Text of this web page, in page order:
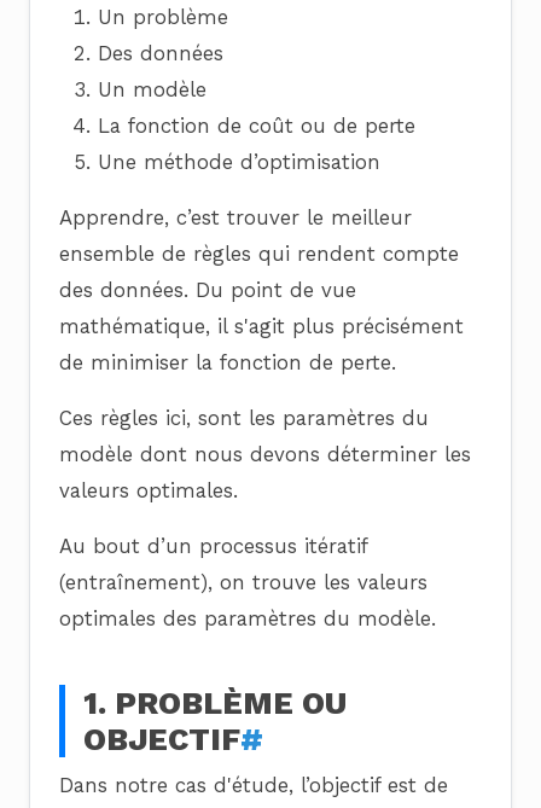
Un problème
Des données
Un modèle
La fonction de coût ou de perte
Une méthode d’optimisation
Apprendre, c’est trouver le meilleur
ensemble de règles qui rendent compte
des données. Du point de vue
mathématique, il s'agit plus précisément
de minimiser la fonction de perte.
Ces règles ici, sont les paramètres du
modèle dont nous devons déterminer les
valeurs optimales.
Au bout d’un processus itératif
(entraînement), on trouve les valeurs
optimales des paramètres du modèle.
1. PROBLÈME OU
OBJECTIF#
Dans notre cas d'étude, l’objectif est de